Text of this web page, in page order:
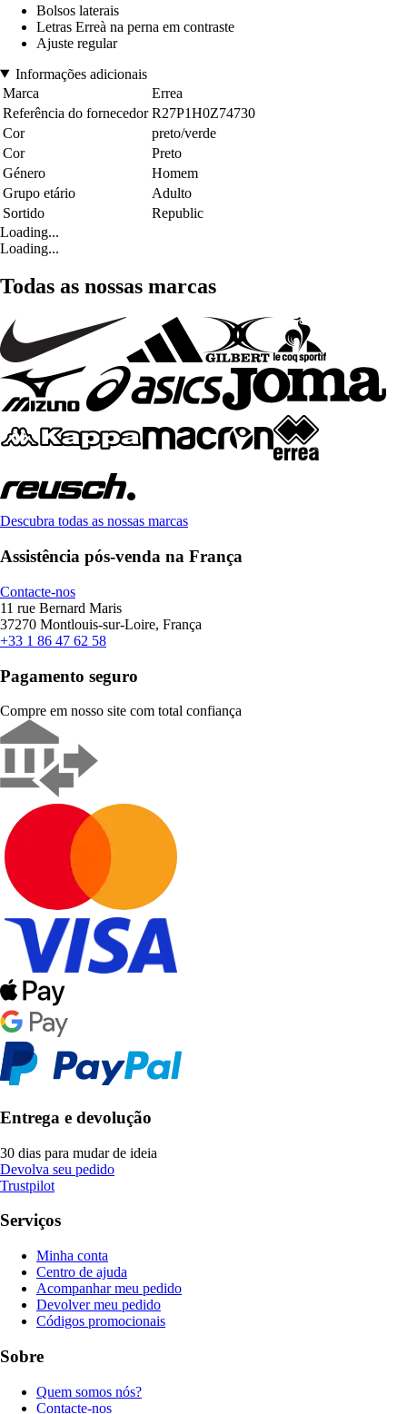
Bolsos laterais
Letras Erreà na perna em contraste
Ajuste regular
Informações adicionais
Marca
Errea
Referência do fornecedor R27P1H0Z74730
Cor
preto/verde
Cor
Preto
Género
Homem
Grupo etário
Adulto
Sortido
Republic
Loading...
Loading...
Todas as nossas marcas
Descubra todas as nossas marcas
Assistência pós-venda na França
Contacte-nos
11 rue Bernard Maris
37270 Montlouis-sur-Loire, França
+33 1 86 47 62 58
Pagamento seguro
Compre em nosso site com total confiança
Entrega e devolução
30 dias para mudar de ideia
Devolva seu pedido
Trustpilot
Serviços
Minha conta
Centro de ajuda
Acompanhar meu pedido
Devolver meu pedido
Códigos promocionais
Sobre
Quem somos nós?
Contacte-nos